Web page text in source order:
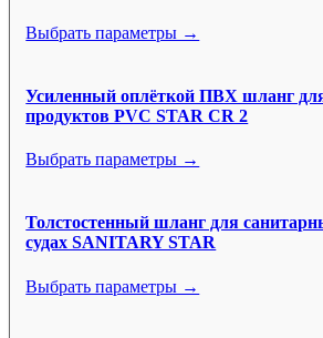
Выбрать параметры →
Усиленный оплёткой ПВХ шланг
продуктов PVC STAR CR 2
Выбрать параметры →
Толстостенный шланг для
судах SANITARY STAR
Выбрать параметры →